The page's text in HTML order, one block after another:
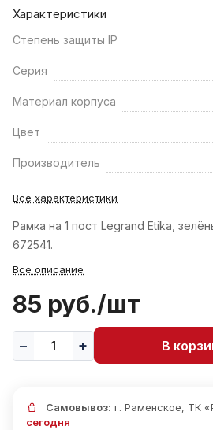
Характеристики
Степень защиты IP
Серия
Материал корпуса
Цвет
Производитель
Все характеристики
Рамка на 1 пост Legrand Etika,
672541.
Все описание
85 руб./шт
В
Самовывоз: г. Раменское, ТК
сегодня